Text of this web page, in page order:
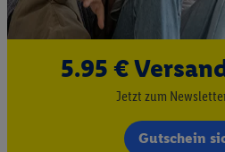
5.95 €
Jetzt zum
Gutschein